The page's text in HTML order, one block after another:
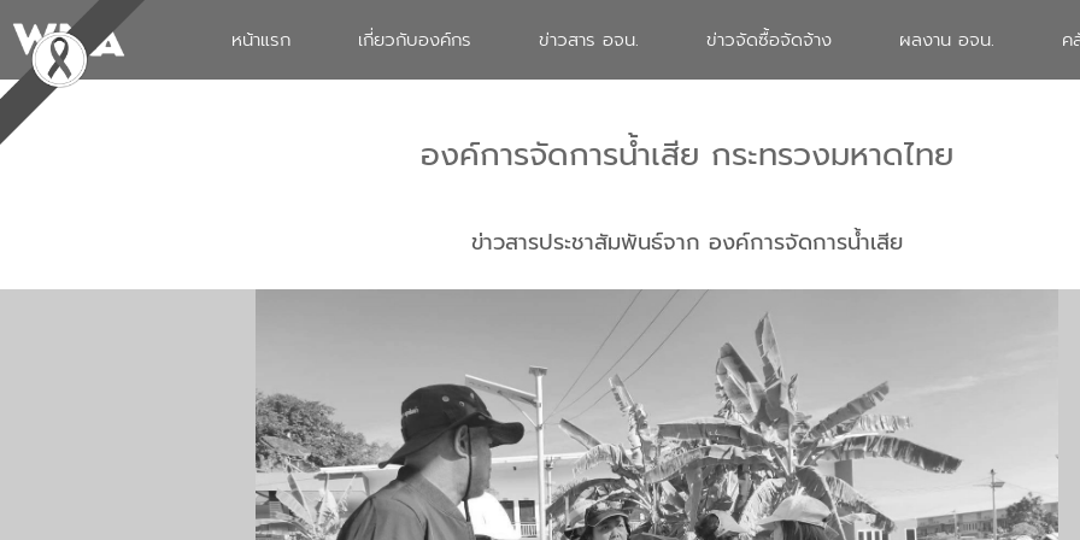
หน้าแรก เกี่ยวกับองค์กร ข่าวสาร อจน. ข่าวจัดซื้อจัดจ้าง ผลงาน อจน. ค
องค์การจัดการน้ำเสีย กระทรวงมหาดไทย
ข่าวสารประชาสัมพันธ์จาก องค์การจัดการน้ำเสีย